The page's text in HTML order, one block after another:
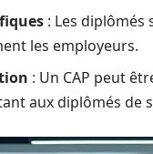
: Les
les employeurs.
: Un CAP peut
aux diplômés de